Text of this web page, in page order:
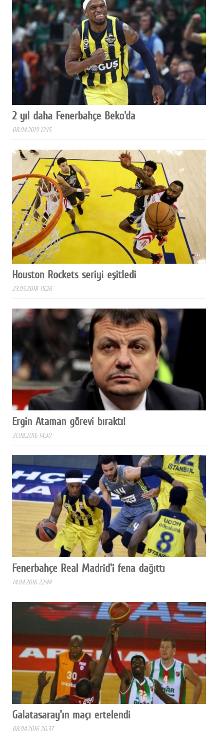
2 yıl daha Fenerbahçe Beko'da
08.04.2019 12:15
Houston Rockets seriyi eşitledi
23.05.2018 15:26
Ergin Ataman görevi bıraktı!
31.08.2016 14:30
Fenerbahçe Real Madrid'i fena dağıttı
14.04.2016 22:44
Galatasaray'ın maçı ertelendi
08.04.2016 20:37